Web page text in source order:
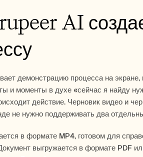
AI
демонстрацию процесса на
и моменты в духе «сейчас я найду
действие. Черновик видео и
не нужно поддерживать два
в формате MP4, готовом для
выгружается в формате PDF